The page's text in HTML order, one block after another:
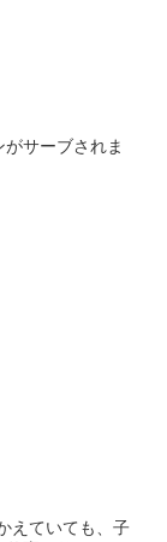
サーブされま
えていても、子